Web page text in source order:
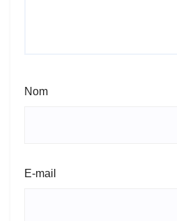
Nom
E-mail